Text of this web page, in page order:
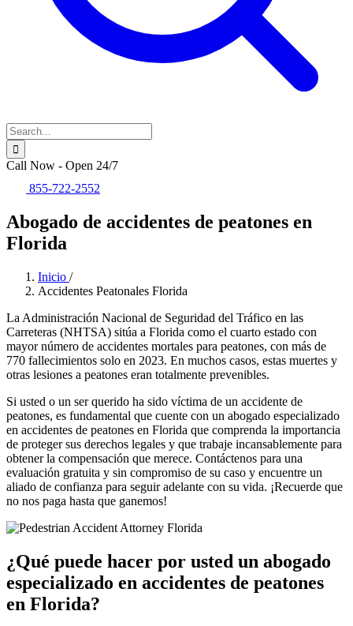
Call Now - Open 24/7
855-722-2552
Abogado de accidentes de peatones en
Florida
Inicio /
Accidentes Peatonales Florida
La Administración Nacional de Seguridad del Tráfico en las
Carreteras (NHTSA) sitúa a Florida como el cuarto estado con
mayor número de accidentes mortales para peatones, con más de
770 fallecimientos solo en 2023. En muchos casos, estas muertes y
otras lesiones a peatones eran totalmente prevenibles.
Si usted o un ser querido ha sido víctima de un accidente de
peatones, es fundamental que cuente con un abogado especializado
en accidentes de peatones en Florida que comprenda la importancia
de proteger sus derechos legales y que trabaje incansablemente para
obtener la compensación que merece. Contáctenos para una
evaluación gratuita y sin compromiso de su caso y encuentre un
aliado de confianza para seguir adelante con su vida. ¡Recuerde que
no nos paga hasta que ganemos!
¿Qué puede hacer por usted un abogado
especializado en accidentes de peatones
en Florida?